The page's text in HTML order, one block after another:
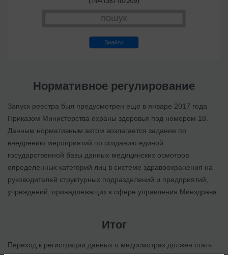
Нормативное регулирование
Запуск реестра был предусмотрен еще в январе 2017 года
Приказом Министерства охраны здоровья под номером 18.
Данным нормативным актом возлагается задание по
внедрению мероприятий по созданию единой
государственной базы данных медицинских осмотров
определенных категорий лиц в системе здравоохранения на
руководителей структурных подразделений и предприятий,
учреждений, принадлежащих к сфере управления Минздрава.
Итог
Переход к регистрации данных о медосмотрах должен стать